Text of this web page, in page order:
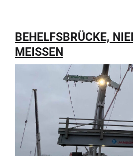
BEHELFSBRÜCKE,
MEISSEN